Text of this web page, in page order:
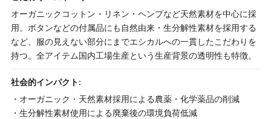
オーガニックコットン・リネン・ヘンプなど天然素材を中心に採
用。ボタンなどの付属品にも自然由来・生分解性素材を採用する
など、服の見えない部分にまでエシカルへの一貫したこだわりを
持つ。全アイテム国内工場生産という生産背景の透明性も特徴。
社会的インパクト:
・オーガニック・天然素材採用による農薬・化学薬品の削減
・生分解性素材使用による廃棄後の環境負荷低減